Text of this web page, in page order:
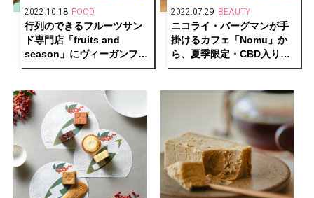
2022.10.18 FOOD
行列のできるフルーツサン
ド専門店「fruits and
season」にヴィーガンフル
ーツタルトが新登場
2022.07.29 BEAUTY
ニコライ・バーグマンが手
掛けるカフェ「Nomu」か
ら、夏季限定・CBD入りス
ムージーが登場